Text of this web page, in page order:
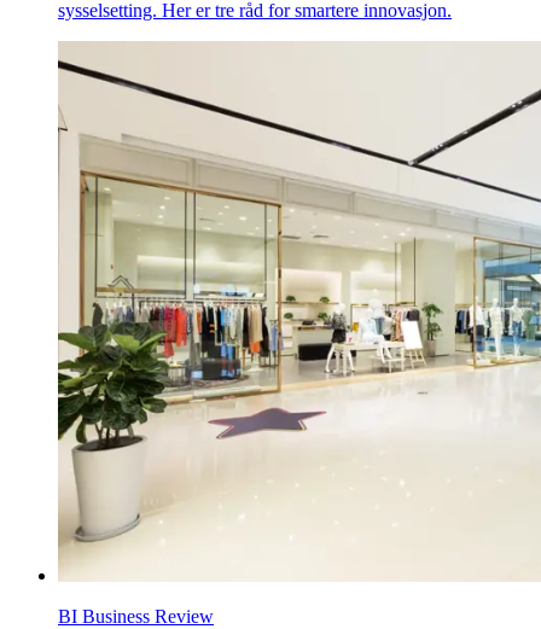
sysselsetting. Her er tre råd for smartere innovasjon.
BI Business Review